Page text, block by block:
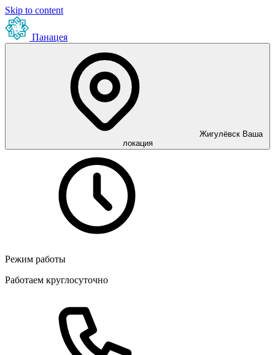
Skip to content
Панацея
Жигулёвск Ваша
локация
Режим работы
Работаем круглосуточно